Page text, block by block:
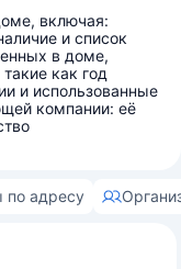
включая:
и список
в доме,
как год
и использованные
компании: её
по адресу